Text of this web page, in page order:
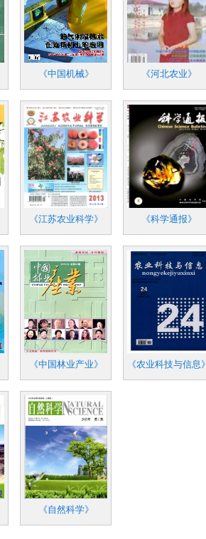
《中国机械》 《河北农业》
《江苏农业科学》 《科学通报》
《中国林业产业》 《农业科技与信息》
《自然科学》